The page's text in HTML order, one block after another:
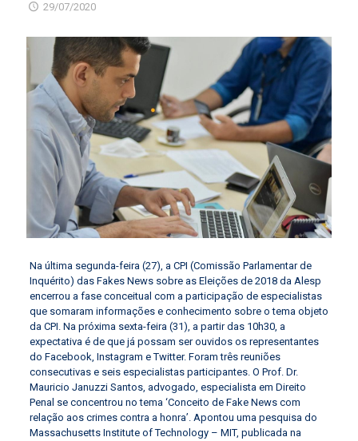
29/07/2020
Na última segunda-feira (27), a CPI (Comissão Parlamentar de
Inquérito) das Fakes News sobre as Eleições de 2018 da Alesp
encerrou a fase conceitual com a participação de especialistas
que somaram informações e conhecimento sobre o tema objeto
da CPI. Na próxima sexta-feira (31), a partir das 10h30, a
expectativa é de que já possam ser ouvidos os representantes
do Facebook, Instagram e Twitter. Foram três reuniões
consecutivas e seis especialistas participantes. O Prof. Dr.
Mauricio Januzzi Santos, advogado, especialista em Direito
Penal se concentrou no tema ‘Conceito de Fake News com
relação aos crimes contra a honra’. Apontou uma pesquisa do
Massachusetts Institute of Technology – MIT, publicada na